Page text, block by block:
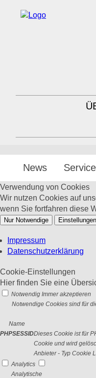
News Service
Verwendung von Cookies
Wir nutzen Cookies auf
wenn Sie fortfahren diese
Nur Notwendige Einstellungen
Impressum
Datenschutzerklärung
Cookie-Einstellungen
Hier finden Sie eine
Notwendig Immer akzeptieren
Notwendige Cookies sind für
Name
PHPSESSIDDieses Cookie ist für
Cookie und wird
Anbieter - Typ Cookie
Analytics
Analytische